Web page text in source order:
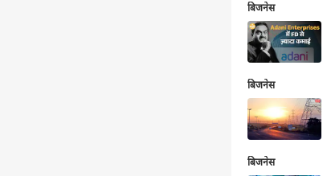
बिजनेस
बिजनेस
बिजनेस